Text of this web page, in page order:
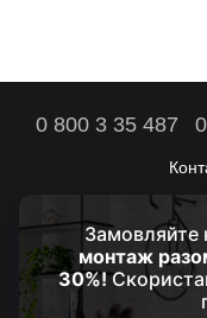
0 800 3 35 487
Комфорт
©